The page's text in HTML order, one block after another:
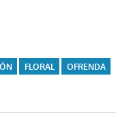
FLORAL
OFRENDA